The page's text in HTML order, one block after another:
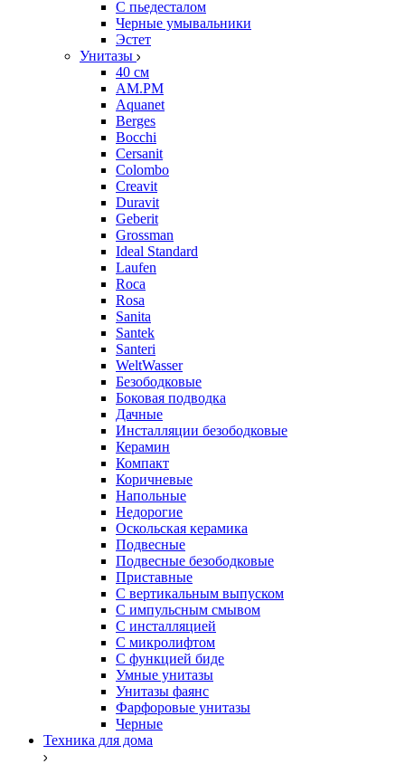
С пьедесталом
Черные умывальники
Эстет
Унитазы
40 см
AM.PM
Aquanet
Berges
Bocchi
Cersanit
Colombo
Creavit
Duravit
Geberit
Grossman
Ideal Standard
Laufen
Roca
Rosa
Sanita
Santek
Santeri
WeltWasser
Безободковые
Боковая подводка
Дачные
Инсталляции безободковые
Керамин
Компакт
Коричневые
Напольные
Недорогие
Оскольская керамика
Подвесные
Подвесные безободковые
Приставные
С вертикальным выпуском
С импульсным смывом
С инсталляцией
С микролифтом
С функцией биде
Умные унитазы
Унитазы фаянс
Фарфоровые унитазы
Черные
Техника для дома